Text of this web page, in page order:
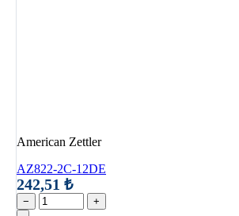
American Zettler
AZ822-2C-12DE
242,51 ₺
− +